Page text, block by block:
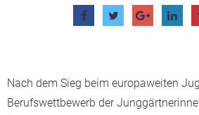
Nach dem Sieg beim europaweiten
Berufswettbewerb der